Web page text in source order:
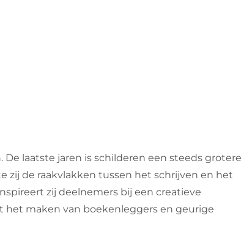
laatste jaren is schilderen een steeds grotere
zij de raakvlakken tussen het schrijven en het
zij deelnemers bij een creatieve
het maken van boekenleggers en geurige